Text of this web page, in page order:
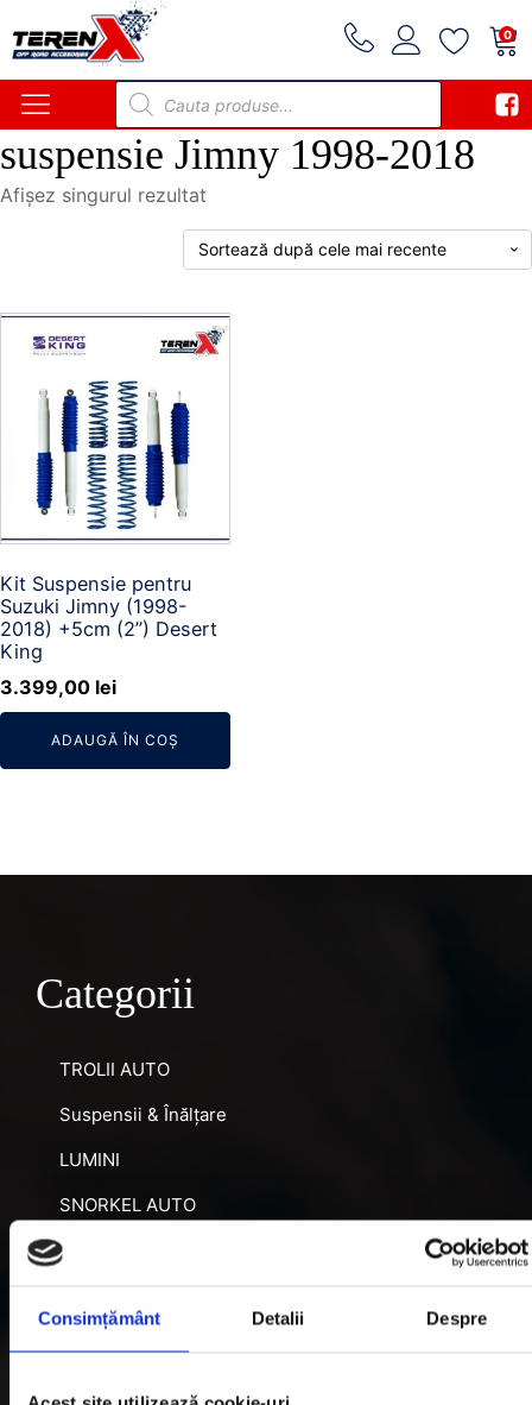
Consimțământ Detalii Despre
0
Products
search
suspensie Jimny 1998-2018
Afișez singurul rezultat
Kit Suspensie pentru
Suzuki Jimny (1998-
2018) +5cm (2”) Desert
King
3.399,00 lei
ADAUGĂ ÎN COȘ
Categorii
TROLII AUTO
Suspensii & Înălțare
LUMINI
SNORKEL AUTO
ACCESORII RECUPERARE